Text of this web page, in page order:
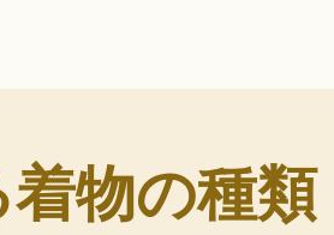
物の種類